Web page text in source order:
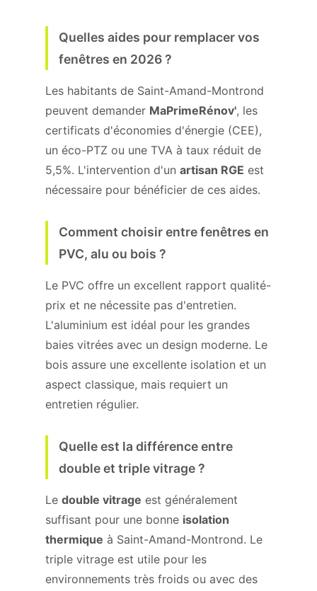
Quelles aides pour remplacer vos
fenêtres en 2026 ?
Les habitants de Saint-Amand-Montrond
peuvent demander MaPrimeRénov', les
certificats d'économies d'énergie (CEE),
un éco-PTZ ou une TVA à taux réduit de
5,5%. L'intervention d'un artisan RGE est
nécessaire pour bénéficier de ces aides.
Comment choisir entre fenêtres en
PVC, alu ou bois ?
Le PVC offre un excellent rapport qualité-
prix et ne nécessite pas d'entretien.
L'aluminium est idéal pour les grandes
baies vitrées avec un design moderne. Le
bois assure une excellente isolation et un
aspect classique, mais requiert un
entretien régulier.
Quelle est la différence entre
double et triple vitrage ?
Le double vitrage est généralement
suffisant pour une bonne isolation
thermique à Saint-Amand-Montrond. Le
triple vitrage est utile pour les
environnements très froids ou avec des